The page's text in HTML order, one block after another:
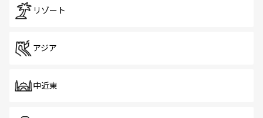
リゾート
アジア
中近東